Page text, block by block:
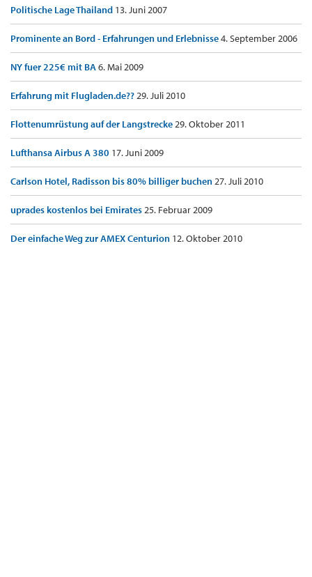
Politische Lage Thailand 13. Juni 2007
Prominente an Bord - Erfahrungen und Erlebnisse4. September 2006
NY fuer 225€ mit BA6. Mai 2009
Erfahrung mit Flugladen.de??29. Juli 2010
Flottenumrüstung auf der Langstrecke29. Oktober 2011
Lufthansa Airbus A 380 17. Juni 2009
Carlson Hotel, Radisson bis 80% billiger buchen27. Juli 2010
uprades kostenlos bei Emirates25. Februar 2009
Der einfache Weg zur AMEX Centurion 12. Oktober 2010